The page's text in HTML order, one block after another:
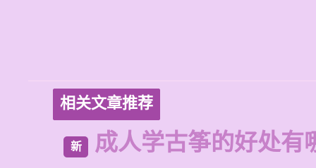
相关文章推荐
新 成人学古筝的好处有